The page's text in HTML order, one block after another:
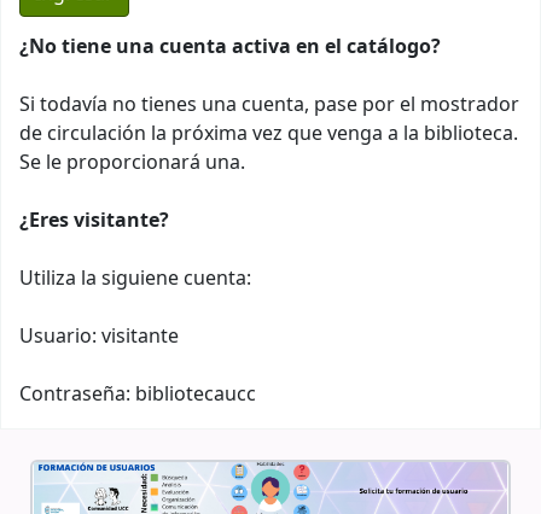
¿No tiene una cuenta activa en el catálogo?
Si todavía no tienes una cuenta, pase por el mostrador
de circulación la próxima vez que venga a la biblioteca.
Se le proporcionará una.
¿Eres visitante?
Utiliza la siguiene cuenta:
Usuario: visitante
Contraseña: bibliotecaucc